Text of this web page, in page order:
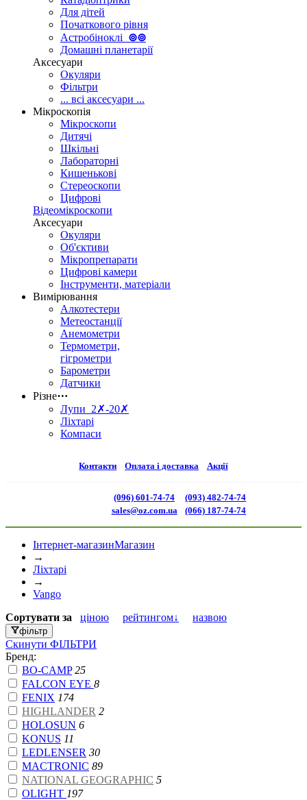
Для дітей
Початкового рівня
Астробіноклі ⊚⊚
Домашні планетарії
Аксесуари
Окуляри
Фільтри
... всі аксесуари ...
Мікроскопія
Мікроскопи
Дитячі
Шкільні
Лабораторні
Кишенькові
Стереоскопи
Цифрові
Відеомікроскопи
Аксесуари
Окуляри
Об'єктиви
Мікропрепарати
Цифрові камери
Інструменти, матеріали
Вимірювання
Алкотестери
Метеостанції
Анемометри
Термометри,
гігрометри
Барометри
Датчики
Різне⋯
Лупи 2✗-20✗
Ліхтарі
Компаси
Контакти Оплата і доставка Акції
(096) 601-74-74
sales@oz.com.ua
(093) 482-74-74
(066) 187-74-74
Інтернет-магазинМагазин
→
Ліхтарі
→
Vango
Сортувати за ціною рейтингом↓ назвою
фільтр
Скинути ФІЛЬТРИ
Бренд:
BO-CAMP 25
FALCON EYE 8
FENIX 174
HIGHLANDER 2
HOLOSUN 6
KONUS 11
LEDLENSER 30
MACTRONIC 89
NATIONAL GEOGRAPHIC 5
OLIGHT 197